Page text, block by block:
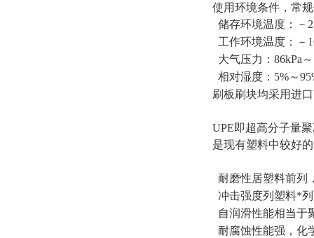
使用环境条件，常
储存环境温度：
工作环境温度：
大气压力：86kPa
相对湿度：5%～
刷板刷块均采用进
UPE即超高分子量
是现有塑料中较好
耐磨性居塑料前列
冲击强度列塑料*
自润滑性能相当于
耐腐蚀性能强，化